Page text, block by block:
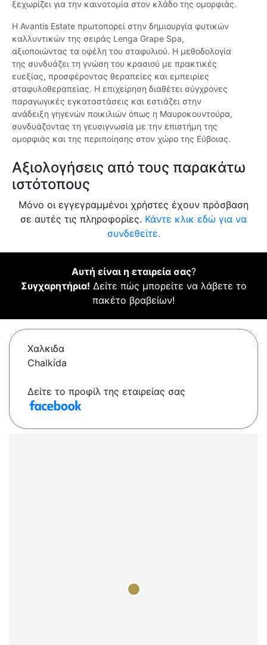
ξεχωρίζει για την καινοτομία στον κλάδο της ομορφιάς.
Η Avantis Estate πρωτοπορεί στην δημιουργία φυτικών
καλλυντικών της σειράς Lenga Grape Spa,
αξιοποιώντας τα οφέλη του σταφυλιού. Η μεθοδολογία
της συνδυάζει τη γνώση του κρασιού με πρακτικές
ευεξίας, προσφέροντας θεραπείες και εμπειρίες
σταφυλοθεραπείας. Η επιχείρηση διαθέτει σύγχρονες
παραγωγικές εγκαταστάσεις και εστιάζει στην
ανάδειξη γηγενών ποικιλιών όπως η Μαυροκουντούρα,
συνδυάζοντας τη γευσιγνωσία με την επιστήμη της
ομορφιάς και της περιποίησης στον χώρο της Εύβοιας.
Αξιολογήσεις από τους παρακάτω
ιστότοπους
Μόνο οι εγγεγραμμένοι χρήστες έχουν πρόσβαση
σε αυτές τις πληροφορίες. Κάντε κλικ εδώ για να
συνδεθείτε.
Αυτή είναι η εταιρεία σας?
Συγχαρητήρια! Δείτε πώς μπορείτε να λάβετε το
πακέτο βραβείων!
Χαλκιδα
Chalkída
Δείτε το προφίλ της εταιρείας σας